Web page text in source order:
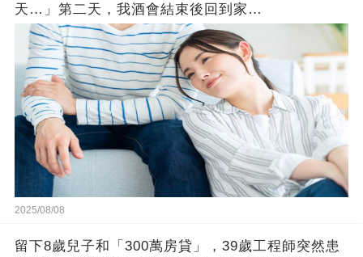
天…」第二天，我酒會結束後回到家…
2025/08/08
留下8歲兒子和「300萬房貸」，39歲工程師突然患